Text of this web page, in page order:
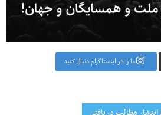
ما را در اینستاگرام دنبال کنید